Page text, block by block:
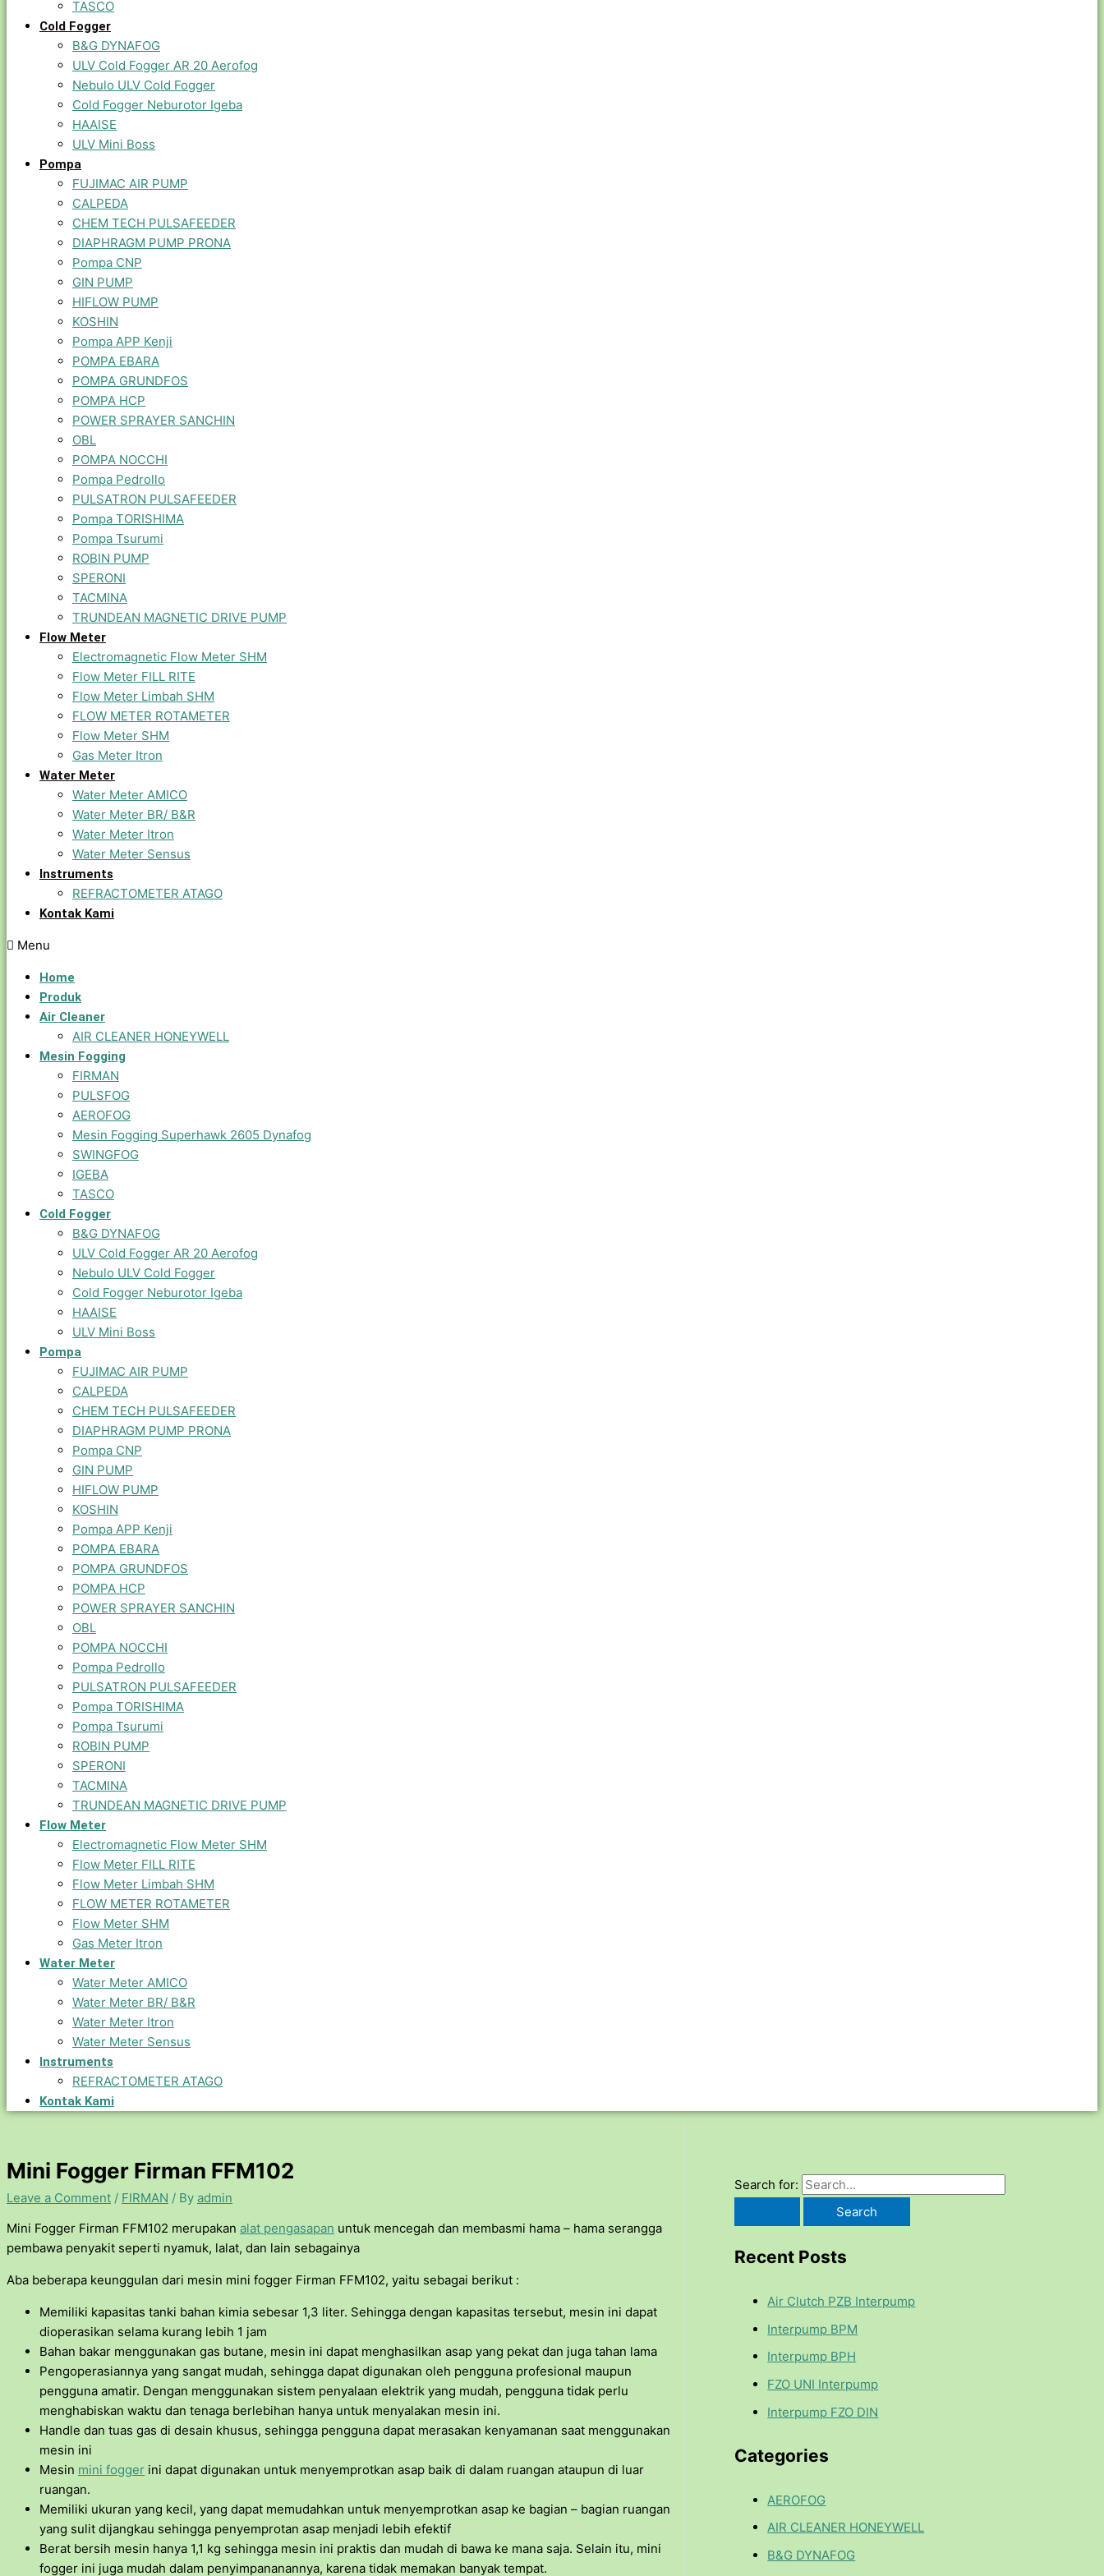
TASCO
Cold Fogger
B&G DYNAFOG
ULV Cold Fogger AR 20 Aerofog
Nebulo ULV Cold Fogger
Cold Fogger Neburotor Igeba
HAAISE
ULV Mini Boss
Pompa
FUJIMAC AIR PUMP
CALPEDA
CHEM TECH PULSAFEEDER
DIAPHRAGM PUMP PRONA
Pompa CNP
GIN PUMP
HIFLOW PUMP
KOSHIN
Pompa APP Kenji
POMPA EBARA
POMPA GRUNDFOS
POMPA HCP
POWER SPRAYER SANCHIN
OBL
POMPA NOCCHI
Pompa Pedrollo
PULSATRON PULSAFEEDER
Pompa TORISHIMA
Pompa Tsurumi
ROBIN PUMP
SPERONI
TACMINA
TRUNDEAN MAGNETIC DRIVE PUMP
Flow Meter
Electromagnetic Flow Meter SHM
Flow Meter FILL RITE
Flow Meter Limbah SHM
FLOW METER ROTAMETER
Flow Meter SHM
Gas Meter Itron
Water Meter
Water Meter AMICO
Water Meter BR/ B&R
Water Meter Itron
Water Meter Sensus
Instruments
REFRACTOMETER ATAGO
Kontak Kami
Menu
Home
Produk
Air Cleaner
AIR CLEANER HONEYWELL
Mesin Fogging
FIRMAN
PULSFOG
AEROFOG
Mesin Fogging Superhawk 2605 Dynafog
SWINGFOG
IGEBA
TASCO
Cold Fogger
B&G DYNAFOG
ULV Cold Fogger AR 20 Aerofog
Nebulo ULV Cold Fogger
Cold Fogger Neburotor Igeba
HAAISE
ULV Mini Boss
Pompa
FUJIMAC AIR PUMP
CALPEDA
CHEM TECH PULSAFEEDER
DIAPHRAGM PUMP PRONA
Pompa CNP
GIN PUMP
HIFLOW PUMP
KOSHIN
Pompa APP Kenji
POMPA EBARA
POMPA GRUNDFOS
POMPA HCP
POWER SPRAYER SANCHIN
OBL
POMPA NOCCHI
Pompa Pedrollo
PULSATRON PULSAFEEDER
Pompa TORISHIMA
Pompa Tsurumi
ROBIN PUMP
SPERONI
TACMINA
TRUNDEAN MAGNETIC DRIVE PUMP
Flow Meter
Electromagnetic Flow Meter SHM
Flow Meter FILL RITE
Flow Meter Limbah SHM
FLOW METER ROTAMETER
Flow Meter SHM
Gas Meter Itron
Water Meter
Water Meter AMICO
Water Meter BR/ B&R
Water Meter Itron
Water Meter Sensus
Instruments
REFRACTOMETER ATAGO
Kontak Kami
Mini Fogger Firman FFM102
Leave a Comment / FIRMAN / By admin
Mini Fogger Firman FFM102 merupakan alat pengasapan untuk mencegah dan membasmi hama – hama serangga
pembawa penyakit seperti nyamuk, lalat, dan lain sebagainya
Aba beberapa keunggulan dari mesin mini fogger Firman FFM102, yaitu sebagai berikut :
Memiliki kapasitas tanki bahan kimia sebesar 1,3 liter. Sehingga dengan kapasitas tersebut, mesin ini dapat
dioperasikan selama kurang lebih 1 jam
Bahan bakar menggunakan gas butane, mesin ini dapat menghasilkan asap yang pekat dan juga tahan lama
Pengoperasiannya yang sangat mudah, sehingga dapat digunakan oleh pengguna profesional maupun
pengguna amatir. Dengan menggunakan sistem penyalaan elektrik yang mudah, pengguna tidak perlu
menghabiskan waktu dan tenaga berlebihan hanya untuk menyalakan mesin ini.
Handle dan tuas gas di desain khusus, sehingga pengguna dapat merasakan kenyamanan saat menggunakan
mesin ini
Mesin mini fogger ini dapat digunakan untuk menyemprotkan asap baik di dalam ruangan ataupun di luar
ruangan.
Memiliki ukuran yang kecil, yang dapat memudahkan untuk menyemprotkan asap ke bagian – bagian ruangan
yang sulit dijangkau sehingga penyemprotan asap menjadi lebih efektif
Berat bersih mesin hanya 1,1 kg sehingga mesin ini praktis dan mudah di bawa ke mana saja. Selain itu, mini
fogger ini juga mudah dalam penyimpananannya, karena tidak memakan banyak tempat.
Search for:
Recent Posts
Air Clutch PZB Interpump
Interpump BPM
Interpump BPH
FZO UNI Interpump
Interpump FZO DIN
Categories
AEROFOG
AIR CLEANER HONEYWELL
B&G DYNAFOG